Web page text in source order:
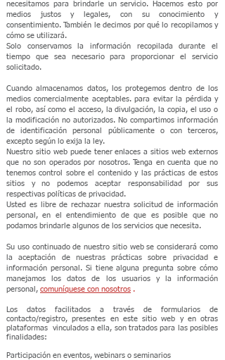
necesitamos para brindarle un servicio. Hacemos esto por
medios justos y legales, con su conocimiento y
consentimiento. También le decimos por qué lo recopilamos y
cómo se utilizará.
Solo conservamos la información recopilada durante el
tiempo que sea necesario para proporcionar el servicio
solicitado.
Cuando almacenamos datos, los protegemos dentro de los
medios comercialmente aceptables.​​ para evitar la pérdida y
el robo, así como el acceso, la divulgación, la copia, el uso o
la modificación no autorizados. No compartimos información
de identificación personal públicamente o con terceros,
excepto según lo exija la ley.
Nuestro sitio web puede tener enlaces a sitios web externos
que no son operados por nosotros. Tenga en cuenta que no
tenemos control sobre el contenido y las prácticas de estos
sitios y no podemos aceptar responsabilidad por sus
respectivas políticas de privacidad.
Usted es libre de rechazar nuestra solicitud de información
personal, en el entendimiento de que es posible que no
podamos brindarle algunos de los servicios que necesita.
Su uso continuado de nuestro sitio web se considerará como
la aceptación de nuestras prácticas sobre privacidad e
información personal. Si tiene alguna pregunta sobre cómo
manejamos los datos de los usuarios y la información
personal, comuníquese con nosotros .
Los datos facilitados a través de formularios de
contacto/registro, presentes en este sitio web y en otras
plataformas
vinculados a ella, son tratados para las posibles
finalidades:
Participación en eventos, webinars o seminarios